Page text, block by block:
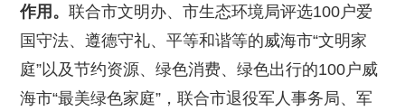
作用。联合市文明办、市生态环境局评选100户爱
国守法、遵德守礼、平等和谐等的威海市“文明家
庭”以及节约资源、绿色消费、绿色出行的100户威
海市“最美绿色家庭”，联合市退役军人事务局、军